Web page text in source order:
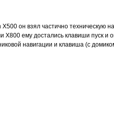
Х500 он взял частично техническую
X800 ему достались клавиши пуск и
навигации и клавиша (с